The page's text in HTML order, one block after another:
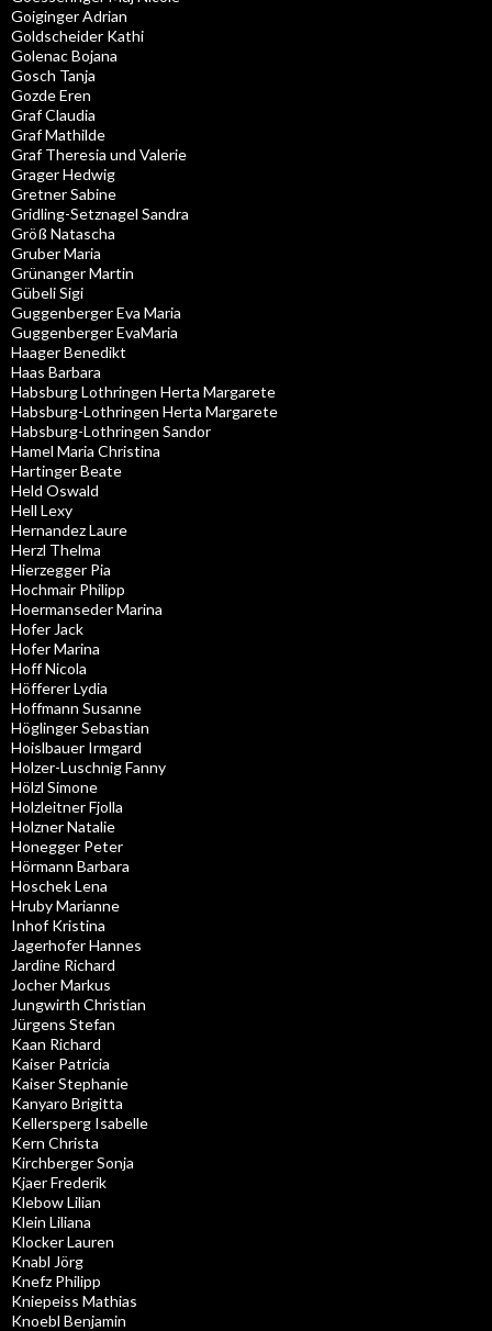
Goiginger Adrian
Goldscheider Kathi
Golenac Bojana
Gosch Tanja
Gozde Eren
Graf Claudia
Graf Mathilde
Graf Theresia und Valerie
Grager Hedwig
Gretner Sabine
Gridling-Setznagel Sandra
Größ Natascha
Gruber Maria
Grünanger Martin
Gübeli Sigi
Guggenberger Eva Maria
Guggenberger EvaMaria
Haager Benedikt
Haas Barbara
Habsburg Lothringen Herta Margarete
Habsburg-Lothringen Herta Margarete
Habsburg-Lothringen Sandor
Hamel Maria Christina
Hartinger Beate
Held Oswald
Hell Lexy
Hernandez Laure
Herzl Thelma
Hierzegger Pia
Hochmair Philipp
Hoermanseder Marina
Hofer Jack
Hofer Marina
Hoff Nicola
Höfferer Lydia
Hoffmann Susanne
Höglinger Sebastian
Hoislbauer Irmgard
Holzer-Luschnig Fanny
Hölzl Simone
Holzleitner Fjolla
Holzner Natalie
Honegger Peter
Hörmann Barbara
Hoschek Lena
Hruby Marianne
Inhof Kristina
Jagerhofer Hannes
Jardine Richard
Jocher Markus
Jungwirth Christian
Jürgens Stefan
Kaan Richard
Kaiser Patricia
Kaiser Stephanie
Kanyaro Brigitta
Kellersperg Isabelle
Kern Christa
Kirchberger Sonja
Kjaer Frederik
Klebow Lilian
Klein Liliana
Klocker Lauren
Knabl Jörg
Knefz Philipp
Kniepeiss Mathias
Knoebl Benjamin